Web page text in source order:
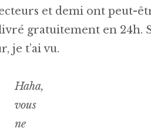
et demi ont peut-
gratuitement en 24h.
je t’ai vu.
Haha,
vous
ne